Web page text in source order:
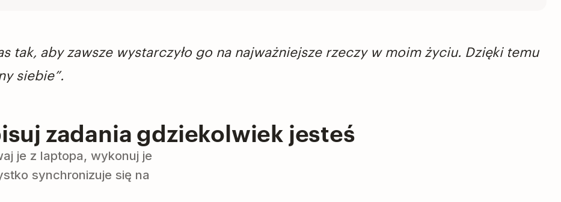
tak, aby zawsze wystarczyło go na najważniejsze rzeczy w moim życiu. Dzięki temu
siebie”.
zadania gdziekolwiek jesteś
je z laptopa, wykonuj je
synchronizuje się na